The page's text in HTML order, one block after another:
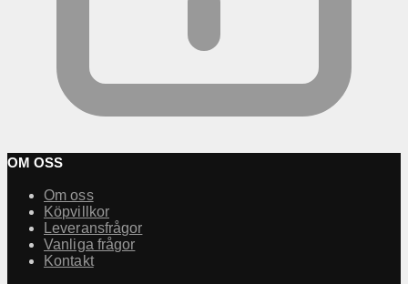
OM OSS
Om oss
Köpvillkor
Leveransfrågor
Vanliga frågor
Kontakt